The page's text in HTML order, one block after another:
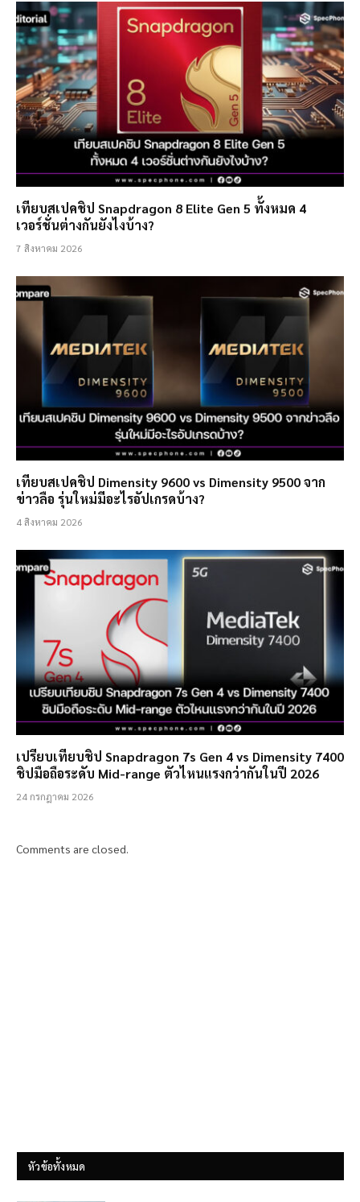
เทียบสเปคชิป Snapdragon 8 Elite Gen 5 ทั้งหมด 4
เวอร์ชั่นต่างกันยังไงบ้าง?
7 สิงหาคม 2026
เทียบสเปคชิป Dimensity 9600 vs Dimensity 9500 จาก
ข่าวลือ รุ่นใหม่มีอะไรอัปเกรดบ้าง?
4 สิงหาคม 2026
เปรียบเทียบชิป Snapdragon 7s Gen 4 vs Dimensity 7400
ชิปมือถือระดับ Mid-range ตัวไหนแรงกว่ากันในปี 2026
24 กรกฎาคม 2026
Comments are closed.
หัวข้อทั้งหมด